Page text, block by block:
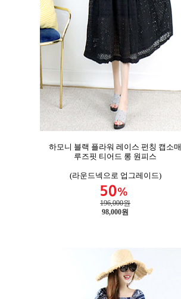
하모니 블랙 플라워 레이스 펀칭 캡소매
루즈핏 티어드 롱 원피스
(라운드넥으로 업그레이드)
196,000원
98,000원